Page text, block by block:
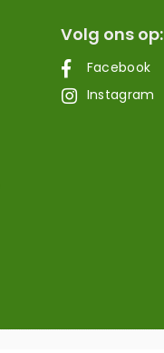
Volg ons op:
Facebook
Instagram